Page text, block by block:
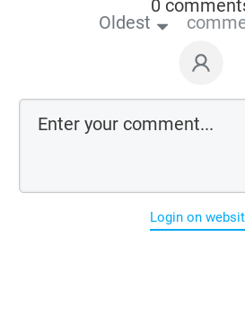
0
Oldest
Login on